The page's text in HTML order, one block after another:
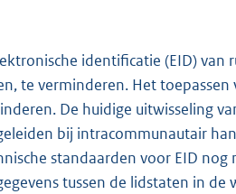
identificatie (EID)
te verminderen. Het
De huidige uitwisseling
bij intracommunautair
standaarden voor EID
tussen de lidstaten in de